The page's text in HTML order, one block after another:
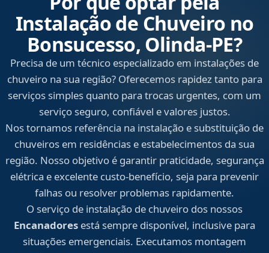
Instalação de Chuveiro no
Bonsucesso, Olinda‑PE?
Precisa de um técnico especializado em instalações de
chuveiro na sua região? Oferecemos rapidez tanto para
serviços simples quanto para trocas urgentes, com um
serviço seguro, confiável e valores justos.
Nos tornamos referência na instalação e substituição de
chuveiros em residências e estabelecimentos da sua
região. Nosso objetivo é garantir praticidade, segurança
elétrica e excelente custo-benefício, seja para prevenir
falhas ou resolver problemas rapidamente.
O serviço de instalação de chuveiro dos nossos
Encanadores está sempre disponível, inclusive para
situações emergenciais. Executamos montagem